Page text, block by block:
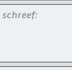
schreef: